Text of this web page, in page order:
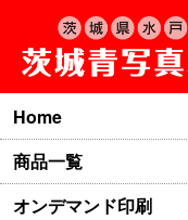
Home
商品一覧
オンデマンド印刷